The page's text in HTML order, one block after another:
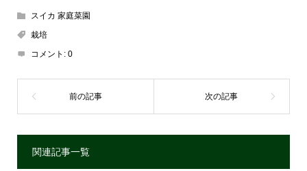
スイカ 家庭菜園
栽培
コメント: 0
関連記事一覧